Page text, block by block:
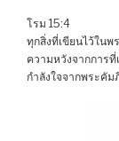
โรม 15:4
ทุกสิ่งที่เขียนไว้ในพ
ความหวังจากการ
กำลังใจจากพระคัม